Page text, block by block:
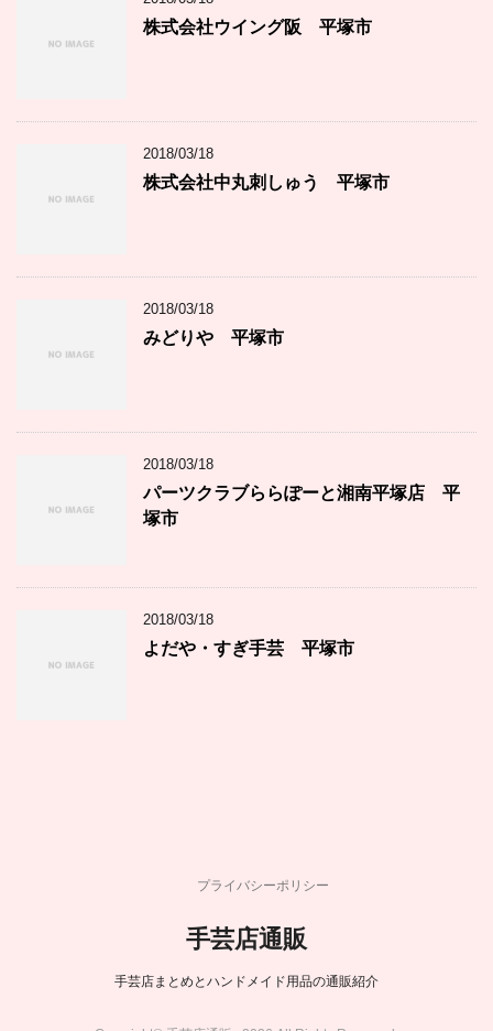
株式会社ウイング阪 平塚市
2018/03/18
株式会社中丸刺しゅう 平塚市
2018/03/18
みどりや 平塚市
2018/03/18
パーツクラブららぽーと湘南平塚店 平
塚市
2018/03/18
よだや・すぎ手芸 平塚市
プライバシーポリシー
手芸店通販
手芸店まとめとハンドメイド用品の通販紹介